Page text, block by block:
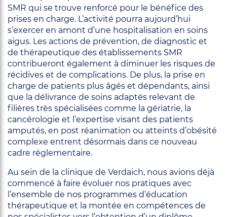
SMR qui se trouve renforcé pour le bénéfice des
prises en charge. L’activité pourra aujourd’hui
s’exercer en amont d’une hospitalisation en soins
aigus. Les actions de prévention, de diagnostic et
de thérapeutique des établissements SMR
contribueront également à diminuer les risques de
récidives et de complications. De plus, la prise en
charge de patients plus âgés et dépendants, ainsi
que la délivrance de soins adaptés relevant de
filières très spécialisées comme la gériatrie, la
cancérologie et l’expertise visant des patients
amputés, en post réanimation ou atteints d’obésité
complexe entrent désormais dans ce nouveau
cadre réglementaire.
Au sein de la clinique de Verdaich, nous avions déjà
commencé à faire évoluer nos pratiques avec
l’ensemble de nos programmes d’éducation
thérapeutique et la montée en compétences de